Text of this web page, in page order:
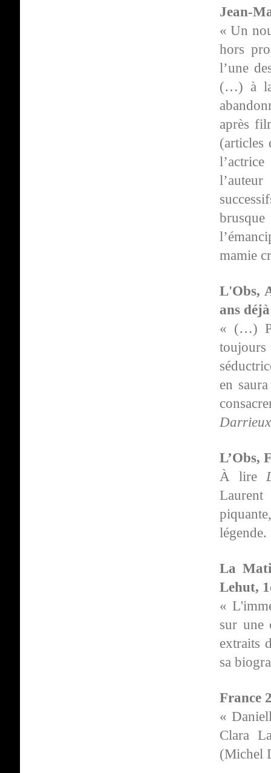
Jean-
« Un
hors
l’une
(…) à
après
(articles
mamie
L'Obs,
ans
« (…)
en
L’Obs,
À lire
légende.
La
Lehut,
«
sur une
extraits
sa
France
«
Clara
(Michel